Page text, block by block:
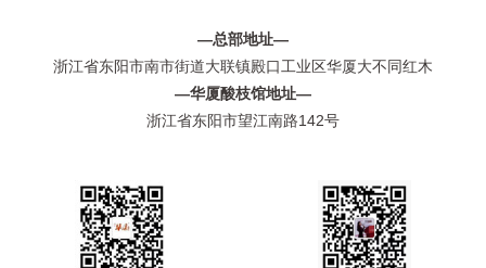
—总部地址—
浙江省东阳市南市街道大联镇殿口工业区华厦大不同红木
—华厦酸枝馆地址—
浙江省东阳市望江南路142号